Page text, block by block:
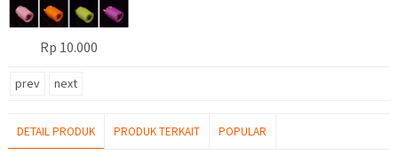
Rp 10.000
prev next
DETAIL PRODUK PRODUK TERKAIT POPULAR